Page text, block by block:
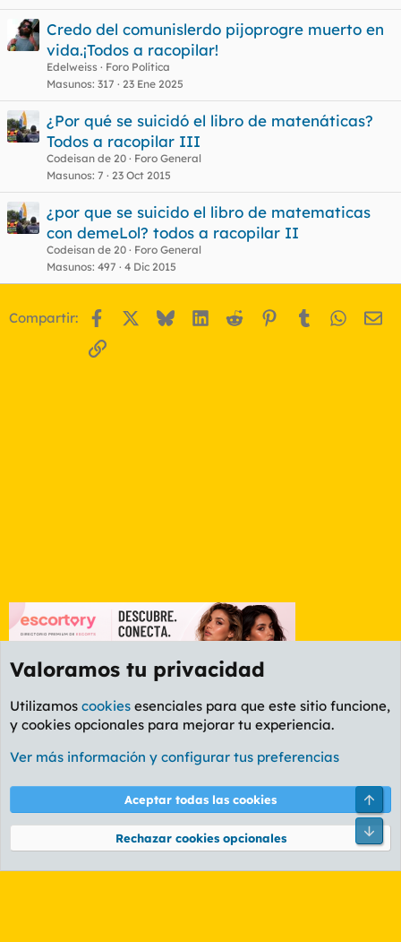
Credo del comunislerdo pijoprogre muerto en
vida.¡Todos a racopilar!
Edelweiss
Foro Política
Masunos 317 23 Ene 2025
¿Por qué se suicidó el libro de matenáticas?
Todos a racopilar III
Codeisan de 20
Foro General
Masunos 7 23 Oct 2015
¿por que se suicido el libro de matematicas
con demeLol? todos a racopilar II
Codeisan de 20
Foro General
Masunos 497 4 Dic 2015
Compartir: Facebook BlueskyLinkedIn
Reddit Pinterest
Tumblr
Enlace
Foro General
Cookies
PL OLDSTYLE AMARILLO
Términos y reglas Política de privacidad Ayuda
Community platform by XenForo® © 2010-2026 XenForo Ltd.
Valoramos tu privacidad
Utilizamos cookies esenciales para que este sitio funcione,
y cookies opcionales para mejorar tu experiencia.
Ver más información y configurar tus preferencias
Aceptar todas las cookies
Rechazar cookies opcionales
Pie